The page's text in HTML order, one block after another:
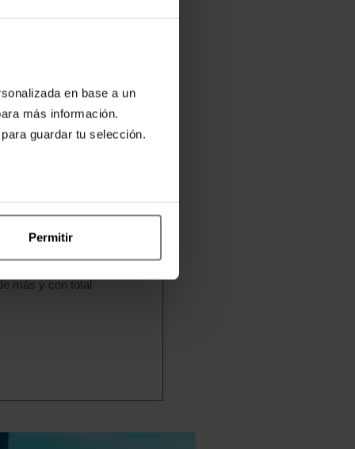
en base a un
más información.
guardar tu selección.
Permitir
con ayuda
líderes en
más y con total